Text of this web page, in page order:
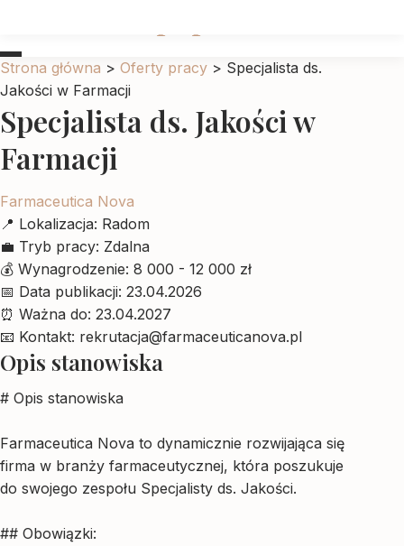
Strona główna > Oferty pracy > Specjalista ds.
Jakości w Farmacji
Specjalista ds. Jakości w
Farmacji
Farmaceutica Nova
📍 Lokalizacja: Radom
💼 Tryb pracy: Zdalna
💰 Wynagrodzenie: 8 000 - 12 000 zł
📅 Data publikacji: 23.04.2026
⏰ Ważna do: 23.04.2027
📧 Kontakt: rekrutacja@farmaceuticanova.pl
Opis stanowiska
# Opis stanowiska
Farmaceutica Nova to dynamicznie rozwijająca się
firma w branży farmaceutycznej, która poszukuje
do swojego zespołu Specjalisty ds. Jakości.
## Obowiązki: